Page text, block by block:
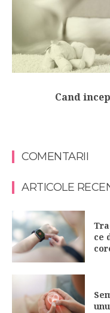
Cand
COMENTARII
ARTICOLE
ce